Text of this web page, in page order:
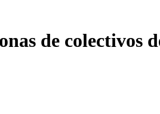
de colectivos